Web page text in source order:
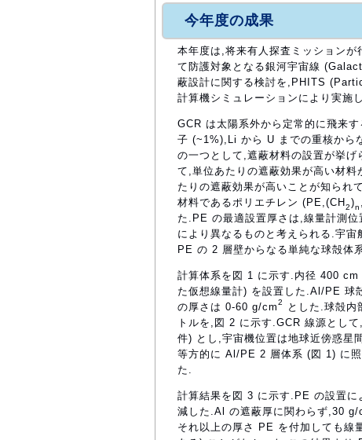
今年度の成果
本年度は,将来有人探査ミッション
て防護対象となる銀河宇宙線
蔽設計に関する検討を,PHITS
計算機シミュレーションにより実施し
GCR は太陽系外から定常的に飛来
子 (~1%),Li から U までの重核から
の一つとして,遮蔽材料の設置が挙
て,単位あたりの遮蔽効果が高い材
たりの遮蔽効果が高いことが知られ
材料であるポリエチレン (PE,(CH2)n
た.PE の最適設置厚さは,線量計測
により異なるものと考えられる.宇
PE の 2 層壁からなる単純な球殻体
計算体系を図 1 に示す.内径 400
た仮想線量計) を設置した.Al/PE
の厚さは 0-60 g/cm2
とした.球殻内
トルを,図 2 に示す.GCR 線源とし
件) とし,宇宙機位置は地球近傍惑星
等方的に Al/PE 2 層体系 (図 1) に照
た.
計算結果を図 3 に示す.PE の設置
減した.Al の遮蔽厚に関わらず,30 g/
それ以上の厚さ PE を付加しても線